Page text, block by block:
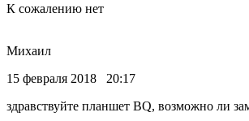
К сожалению нет
Михаил
15 февраля 2018 20:17
здравствуйте планшет BQ, возможно ли